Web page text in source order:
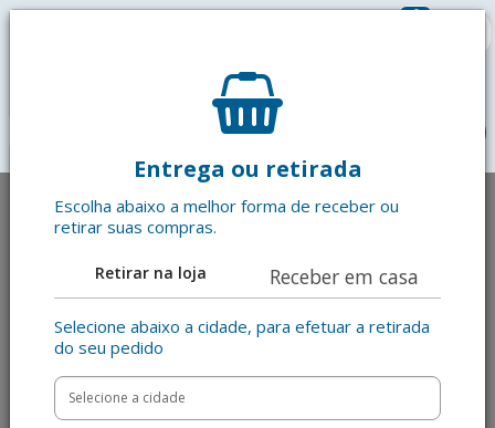
0
Entrega ou retirada
Escolha abaixo a melhor forma de receber ou
retirar suas compras.
Retirar na loja Receber em casa
Selecione abaixo a cidade, para efetuar a retirada
do seu pedido